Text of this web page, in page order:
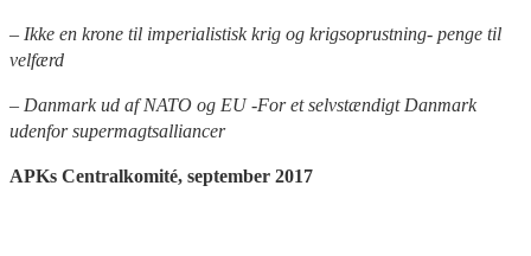
– Ikke en krone til imperialistisk krig og krigsoprustning- penge til
velfærd
– Danmark ud af NATO og EU -For et selvstændigt Danmark
udenfor supermagtsalliancer
APKs Centralkomité, september 2017